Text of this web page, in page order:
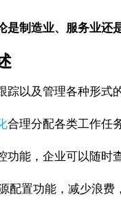
是制造业、服务业还
以及管理各种形式
合理分配各类工作任
功能，企业可以随时
配置功能，减少浪费